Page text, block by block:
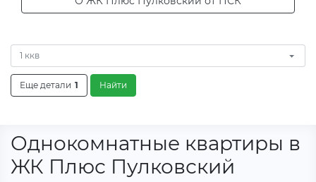
1 ккв
Еще детали 1 Найти
Однокомнатные квартиры в
ЖК Плюс Пулковский